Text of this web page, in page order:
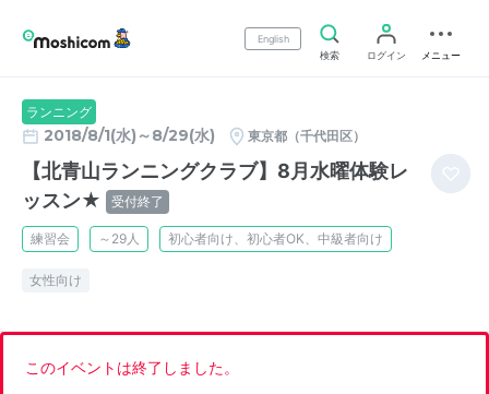
English
検索
ログイン メニュー
ランニング
2018/8/1(水)～8/29(水) 東京都（千代田区）
【北青山ランニングクラブ】8月水曜体験レ
ッスン★
受付終了
練習会 ～29人 初心者向け、初心者OK、中級者向け
女性向け
このイベントは終了しました。